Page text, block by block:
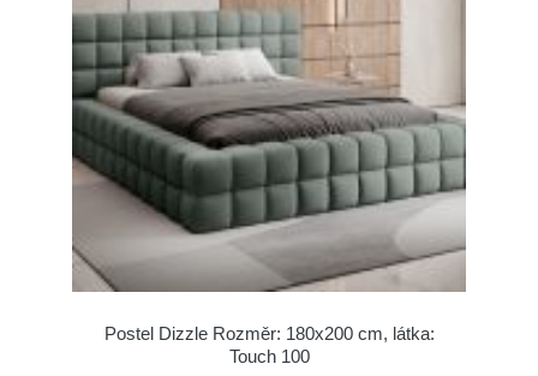
Postel Dizzle Rozměr: 180x200 cm, látka:
Touch 100